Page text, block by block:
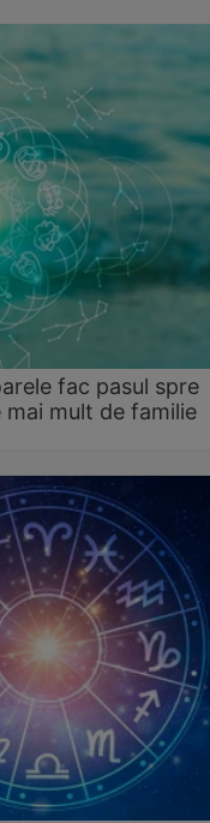
fac pasul spre
mai mult de familie